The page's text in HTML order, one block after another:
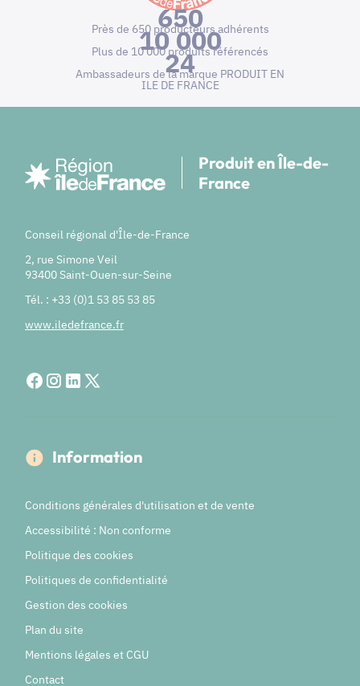
650
Près de 650 producteurs adhérents
10 000
Plus de 10 000 produits référencés
24
Ambassadeurs de la marque PRODUIT EN
ILE DE FRANCE
Produit en Île-de-
France
Conseil régional d'Île-de-France
2, rue Simone Veil
93400 Saint-Ouen-sur-Seine
Tél. : +33 (0)1 53 85 53 85
www.iledefrance.fr
Information
Conditions générales d'utilisation et de vente
Accessibilité : Non conforme
Politique des cookies
Politiques de confidentialité
Gestion des cookies
Plan du site
Mentions légales et CGU
Contact